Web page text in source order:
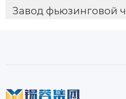
Завод фьюзинговой